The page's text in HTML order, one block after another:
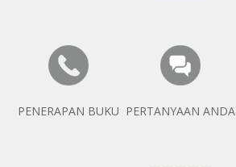
PENERAPAN BUKU PERTANYAAN ANDA